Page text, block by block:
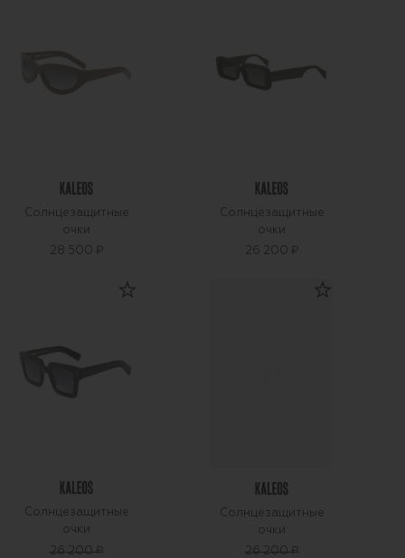
Солнцезащитные
очки
28 500 ₽
Солнцезащитные
очки
26 200 ₽
Солнцезащитные
очки
26 200 ₽
Солнцезащитные
очки
26 200 ₽